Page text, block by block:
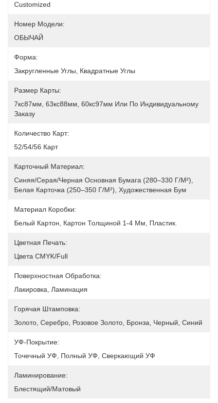
Customized
Номер Модели:
ОБЫЧАЙ
Форма:
Закругленные Углы, Квадратные Углы
Размер Карты:
7кс87мм, 63кс88мм, 60кс97мм Или По Индивидуальному
Заказу
Количество Карт:
52/54/56 Карт
Карточный Материал:
Синяя/серая/черная Основная Бумага (280–330 Г/м²),
Белая Карточка (250–350 Г/м²), Художественная Бум
Материал Коробки:
Белый Картон, Картон Толщиной 1-4 Мм, Пластик.
Цветная Печать:
Цвета CMYK/Full
Поверхностная Обработка:
Лакировка, Ламинация
Горячая Штамповка:
Золото, Серебро, Розовое Золото, Бронза, Черный, Синий
УФ-Покрытие:
Точечный УФ, Полный УФ, Сверкающий УФ
Ламинирование:
Блестящий/матовый